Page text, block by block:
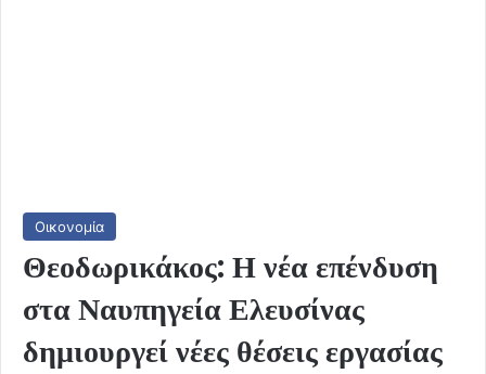
Οικονομία
Θεοδωρικάκος: Η νέα επένδυση
στα Ναυπηγεία Ελευσίνας
δημιουργεί νέες θέσεις εργασίας